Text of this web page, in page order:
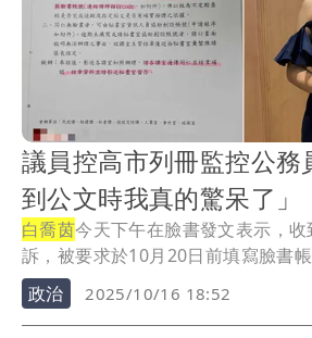
議員控高市列冊監控公
到公文時我真的驚呆了」
白喬茵今天下午在臉書發文表示，
訴，被要求於10月20日前填寫臉書
定...
政治 2025/10/16 18:52